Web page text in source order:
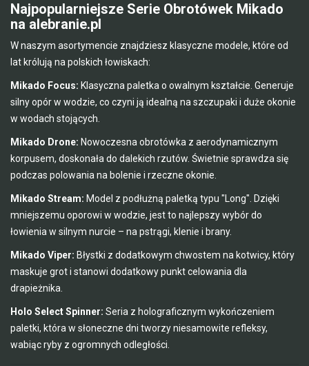
Najpopularniejsze Serie Obrotówek Mikado
na alebranie.pl
W naszym asortymencie znajdziesz klasyczne modele, które od
lat królują na polskich łowiskach:
Mikado Focus: Klasyczna paletka o owalnym kształcie. Generuje
silny opór w wodzie, co czyni ją idealną na szczupaki i duże okonie
w wodach stojących.
Mikado Drone: Nowoczesna obrotówka z aerodynamicznym
korpusem, doskonała do dalekich rzutów. Świetnie sprawdza się
podczas polowania na bolenie i rzeczne okonie.
Mikado Stream: Model z podłużną paletką typu "Long". Dzięki
mniejszemu oporowi w wodzie, jest to najlepszy wybór do
łowienia w silnym nurcie – na pstrągi, klenie i brany.
Mikado Viper: Błystki z dodatkowym chwostem na kotwicy, który
maskuje grot i stanowi dodatkowy punkt celowania dla
drapieżnika.
Holo Select Spinner: Seria z holograficznym wykończeniem
paletki, która w słoneczne dni tworzy niesamowite refleksy,
wabiąc ryby z ogromnych odległości.